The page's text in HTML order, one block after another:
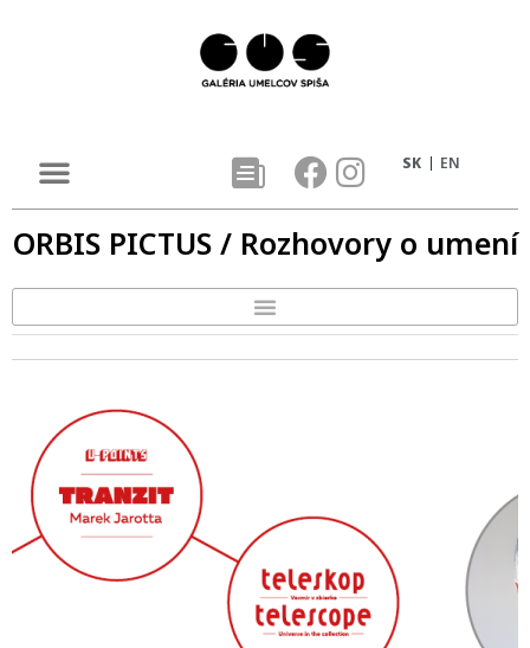
SK EN
ORBIS PICTUS / Rozhovory o umení